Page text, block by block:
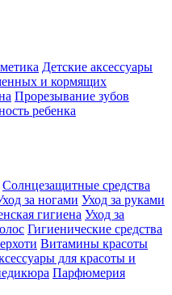
Детские аксессуары
и кормящих
Прорезывание зубов
ребенка
Солнцезащитные средства
за ногами Уход за руками
гигиена Уход за
Гигиенические средства
Витамины красоты
для красоты и
Парфюмерия